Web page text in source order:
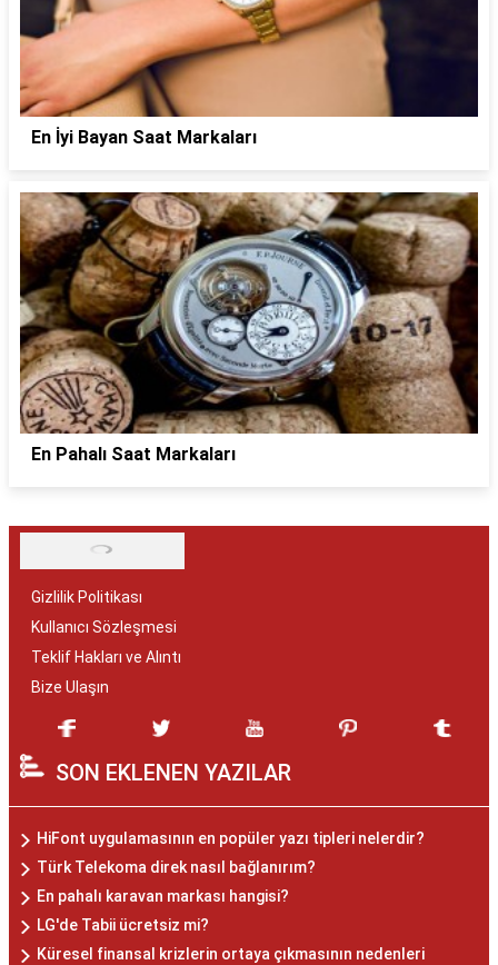
En İyi Bayan Saat Markaları
En Pahalı Saat Markaları
Gizlilik Politikası
Kullanıcı Sözleşmesi
Teklif Hakları ve Alıntı
Bize Ulaşın
SON EKLENEN YAZILAR
HiFont uygulamasının en popüler yazı tipleri nelerdir?
Türk Telekoma direk nasıl bağlanırım?
En pahalı karavan markası hangisi?
LG'de Tabii ücretsiz mi?
Küresel finansal krizlerin ortaya çıkmasının nedenleri